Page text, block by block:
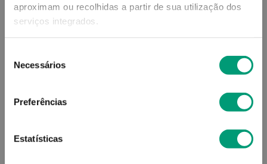
aproximam ou recolhidas a partir de sua utilização dos
serviços integrados.
Necessários
Preferências
Estatísticas
A-DERMA
Spf50+ 8g